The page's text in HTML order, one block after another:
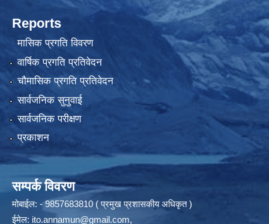
Reports
मासिक प्रगति विवरण
वार्षिक प्रगति प्रतिवेदन
चौमासिक प्रगति प्रतिवेदन
सार्वजनिक सुनुवाई
सार्वजनिक परीक्षण
प्रकाशन
सम्पर्क विवरण
मोबाईल: - 9857683810 ( प्रमुख प्रशासकीय अधिकृत )
ईमेल: ito.annamun@gmail.com,